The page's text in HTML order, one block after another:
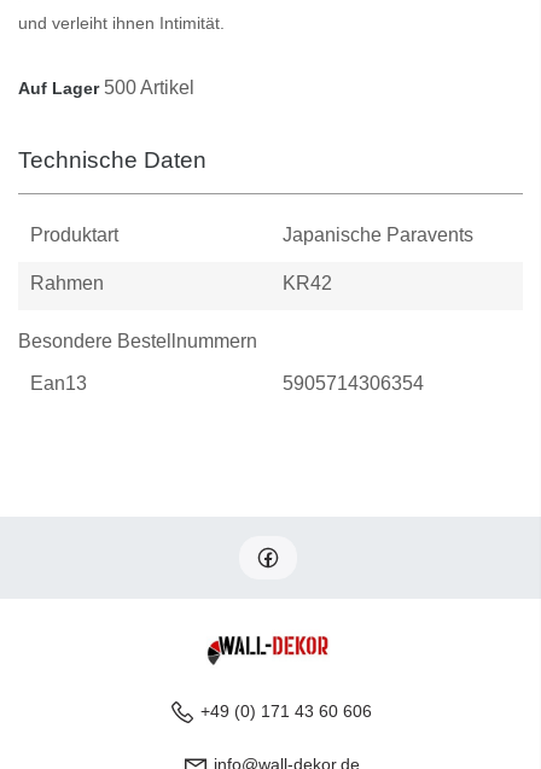
und verleiht ihnen Intimität.
Auf Lager 500 Artikel
Technische Daten
Produktart Japanische Paravents
Rahmen KR42
Besondere Bestellnummern
Ean13 5905714306354
+49 (0) 171 43 60 606
info@wall-dekor.de